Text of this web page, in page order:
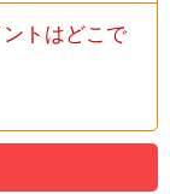
トはどこで